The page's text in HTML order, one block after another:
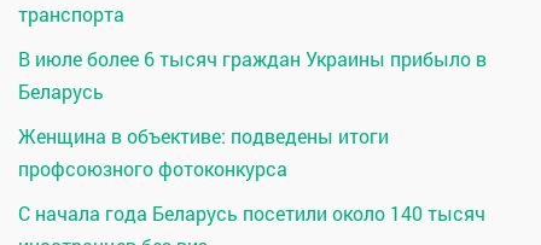
транспорта
В июле более 6 тысяч граждан Украины прибыло в
Беларусь
Женщина в объективе: подведены итоги
профсоюзного фотоконкурса
С начала года Беларусь посетили около 140 тысяч